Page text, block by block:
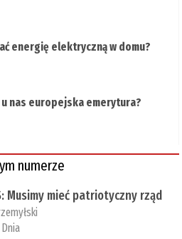
energię elektryczną w domu?
nas europejska emerytura?
numerze
Musimy mieć patriotyczny rząd